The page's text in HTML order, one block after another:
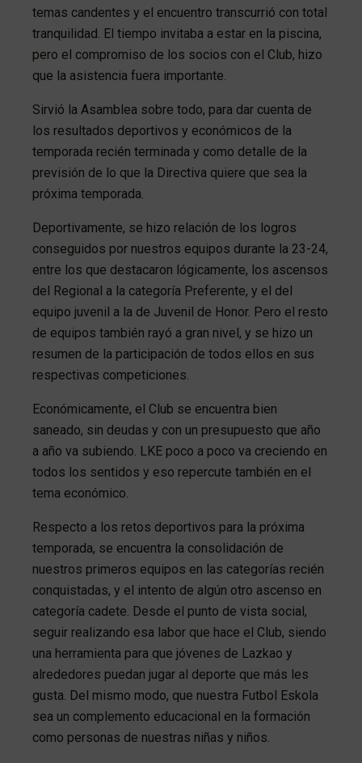
temas candentes y el encuentro transcurrió con total
tranquilidad. El tiempo invitaba a estar en la piscina,
pero el compromiso de los socios con el Club, hizo
que la asistencia fuera importante.
Sirvió la Asamblea sobre todo, para dar cuenta de
los resultados deportivos y económicos de la
temporada recién terminada y como detalle de la
previsión de lo que la Directiva quiere que sea la
próxima temporada.
Deportivamente, se hizo relación de los logros
conseguidos por nuestros equipos durante la 23-24,
entre los que destacaron lógicamente, los ascensos
del Regional a la categoría Preferente, y el del
equipo juvenil a la de Juvenil de Honor. Pero el resto
de equipos también rayó a gran nivel, y se hizo un
resumen de la participación de todos ellos en sus
respectivas competiciones.
Económicamente, el Club se encuentra bien
saneado, sin deudas y con un presupuesto que año
a año va subiendo. LKE poco a poco va creciendo en
todos los sentidos y eso repercute también en el
tema económico.
Respecto a los retos deportivos para la próxima
temporada, se encuentra la consolidación de
nuestros primeros equipos en las categorías recién
conquistadas, y el intento de algún otro ascenso en
categoría cadete. Desde el punto de vista social,
seguir realizando esa labor que hace el Club, siendo
una herramienta para que jóvenes de Lazkao y
alrededores puedan jugar al deporte que más les
gusta. Del mismo modo, que nuestra Futbol Eskola
sea un complemento educacional en la formación
como personas de nuestras niñas y niños.